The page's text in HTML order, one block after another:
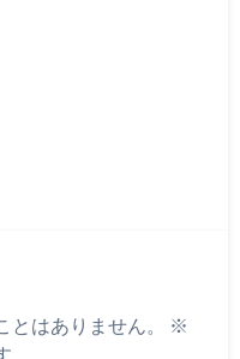
はありません。
※